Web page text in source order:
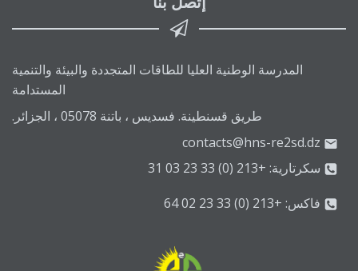
المدرسة الوطنية العليا للطاقات المتجددة والبيئة والتنمية
المستدامة
طريق قسنطينة. فسديس ، باتنة 05078 ، الجزائر.
contacts@hns-re2sd.dz
سكرتارية: +213 (0) 33 23 03 31
فاكس: +213 (0) 33 23 02 64